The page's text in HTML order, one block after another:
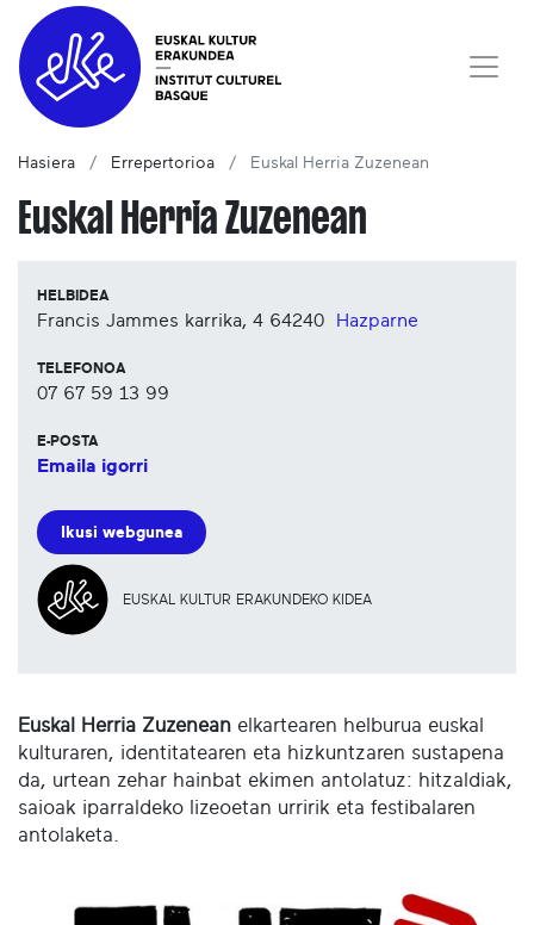
Hasiera Errepertorioa Euskal Herria Zuzenean
Euskal Herria Zuzenean
HELBIDEA
Francis Jammes karrika, 4 64240 Hazparne
TELEFONOA
07 67 59 13 99
E-POSTA
Emaila igorri
Ikusi webgunea
EUSKAL KULTUR ERAKUNDEKO KIDEA
Euskal Herria Zuzenean elkartearen helburua euskal
kulturaren, identitatearen eta hizkuntzaren sustapena
da, urtean zehar hainbat ekimen antolatuz: hitzaldiak,
saioak iparraldeko lizeoetan urririk eta festibalaren
antolaketa.